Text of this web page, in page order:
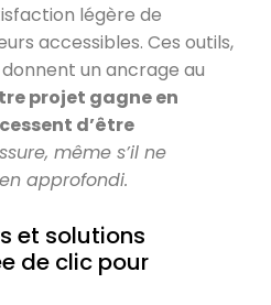
légère de
accessibles. Ces outils,
un ancrage au
projet gagne en
d’être
même s’il ne
approfondi.
et solutions
de clic pour